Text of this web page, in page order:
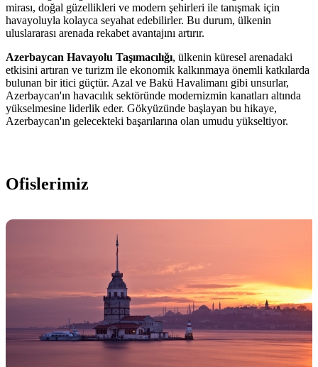
mirası, doğal güzellikleri ve modern şehirleri ile tanışmak için
havayoluyla kolayca seyahat edebilirler. Bu durum, ülkenin
uluslararası arenada rekabet avantajını artırır.
Azerbaycan Havayolu Taşımacılığı, ülkenin küresel arenadaki
etkisini artıran ve turizm ile ekonomik kalkınmaya önemli katkılarda
bulunan bir itici güçtür. Azal ve Bakü Havalimanı gibi unsurlar,
Azerbaycan'ın havacılık sektöründe modernizmin kanatları altında
yükselmesine liderlik eder. Gökyüzünde başlayan bu hikaye,
Azerbaycan'ın gelecekteki başarılarına olan umudu yükseltiyor.
Ofislerimiz